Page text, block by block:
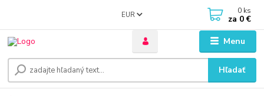
Menu
EUR
Hľadať
0 ks
za 0 €